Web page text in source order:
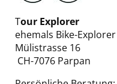
kurz
Tour-
Explorer
Tour Explorer
ehemals Bike-Explorer
Mülistrasse 16
CH-7076 Parpan